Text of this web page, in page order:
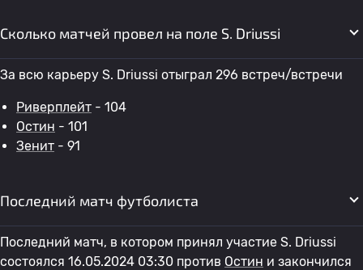
Сколько матчей провел на поле S. Driussi
За всю карьеру S. Driussi отыграл 296 встреч/встречи
Риверплейт - 104
Остин - 101
Зенит - 91
Последний матч футболиста
Последний матч, в котором принял участие S. Driussi
состоялся 16.05.2024 03:30 против Остин и закончился